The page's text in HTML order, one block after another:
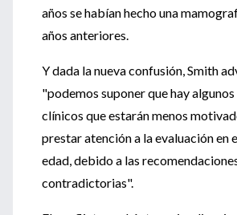
años se habían hecho una
años anteriores.
Y dada la nueva confusión, Smith
"podemos suponer que hay
clínicos que estarán menos
prestar atención a la evaluación en
edad, debido a las
contradictorias".